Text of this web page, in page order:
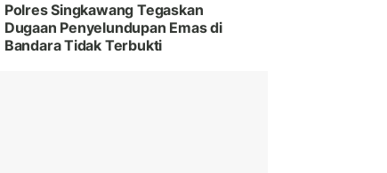
Polres Singkawang Tegaskan
Dugaan Penyelundupan Emas di
Bandara Tidak Terbukti